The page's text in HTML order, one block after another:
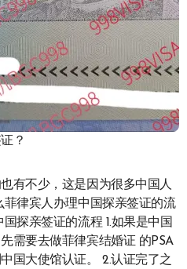
？
有不少，这是因为很多中国人
律宾人办理中国探亲签证的流
探亲签证的流程 1.如果是中国
需要去做菲律宾结婚证 的PSA
国大使馆认证。 2.认证完了之